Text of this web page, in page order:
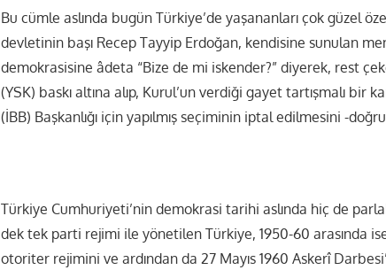
Bu cümle aslında bugün Türkiye’de yaşananları çok güzel
devletinin başı Recep Tayyip Erdoğan, kendisine sunulan
demokrasisine âdeta “Bize de mi iskender?” diyerek, rest
(YSK) baskı altına alıp, Kurul’un verdiği gayet tartışmalı bir
(İBB) Başkanlığı için yapılmış seçiminin iptal edilmesini -
Türkiye Cumhuriyeti’nin demokrasi tarihi aslında hiç de
dek tek parti rejimi ile yönetilen Türkiye, 1950-60 arasında
otoriter rejimini ve ardından da 27 Mayıs 1960 Askerî